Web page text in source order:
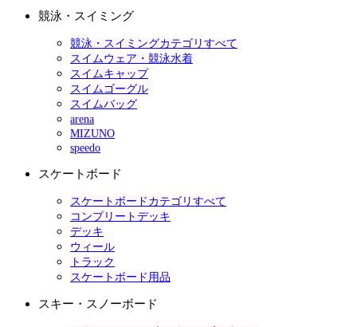
競泳・スイミング
競泳・スイミングカテゴリすべて
スイムウェア・競泳水着
スイムキャップ
スイムゴーグル
スイムバッグ
arena
MIZUNO
speedo
スケートボード
スケートボードカテゴリすべて
コンプリートデッキ
デッキ
ウィール
トラック
スケートボード用品
スキー・スノーボード